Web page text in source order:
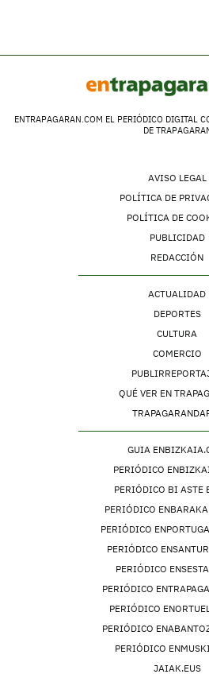
ENTRAPAGARAN.COM EL PERIÓDICO DIGITAL
DE
AVISO LEGAL
POLÍTICA DE
POLÍTICA DE
PUBLICIDAD
REDACCIÓN
ACTUALIDAD
DEPORTES
CULTURA
COMERCIO
QUÉ VER EN
GUIA
PERIÓDICO
PERIÓDICO BI ASTE
PERIÓDICO
PERIÓDICO
PERIÓDICO
PERIÓDICO
PERIÓDICO
PERIÓDICO
PERIÓDICO
PERIÓDICO
JAIAK.EUS